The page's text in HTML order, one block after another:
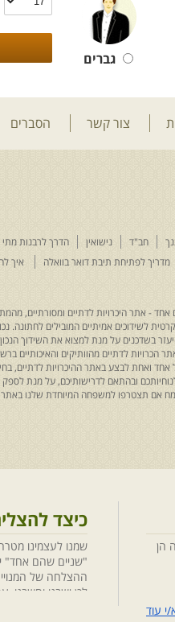
גברים
צור קשר הסברים
חב"ד נישואין הדרך לרבנות מתי
מדריך לפתיחת תיבת דואר בוואלה
איך
- אתר היכרויות לדתיים ומסורתיים,
לשידוכים אמיתיים המובילים לחתונה.
בשדכנים על מנת למצוא את השידוך
הכרויות לדתיים מהוותיקים
אחד ואחת לבצע באתר ההיכרויות לדתיים,
ובהתאם לדרישותיכם, על מנת לספק
אם תצטרפו למשפחה המיוחדת שלנו באתר
הן
י עוד
כיצד
שמנו לעצמינו
"שניים שהם אחד"
ההצלחה של
לכן ישבנו וחשבנו
מיקוד, בחנו